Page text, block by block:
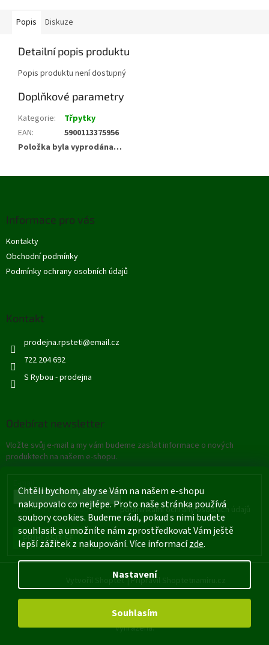
Chtěli bychom, aby se Vám na našem e-shopu
nakupovalo co nejlépe. Proto naše stránka používá
soubory cookies. Budeme rádi, pokud s nimi budete
souhlasit a umožníte nám zprostředkovat Vám ještě
lepší zážitek z nakupování. Více informacízde.
Nastavení
Souhlasím
Popis Diskuze
Detailní popis produktu
Popis produktu není dostupný
Doplňkové parametry
Kategorie:
Třpytky
EAN:
5900113375956
Položka byla vyprodána…
Informace pro vás
Kontakty
Obchodní podmínky
Podmínky ochrany osobních údajů
Kontakt
prodejna.rpsteti@email.cz
722 204 692
S Rybou - prodejna
Odebírat newsletter
Vložte svůj e-mail a my vám budeme zasílat informace o nových
produktech na našem e-shopu.
Vložením e-mailu souhlasíte s podmínkami ochrany osobních údajů
PŘIHLÁSIT SE
Vytvořil Shoptet |Připravil Shoptetnamiru.cz
Rybářské potřeby - Štětí
vyhrazena.